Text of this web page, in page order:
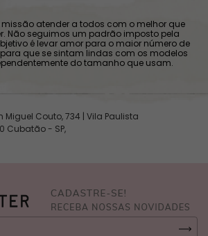
atender a todos com o melhor que
Não seguimos um padrão imposto pela
é levar amor para o maior número de
que se sintam lindas com os modelos
do tamanho que usam.
Miguel Couto, 734 | Vila Paulista
Cubatão - SP,